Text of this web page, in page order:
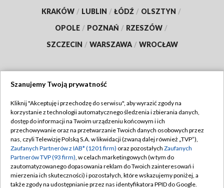
KRAKÓW / LUBLIN / ŁÓDŹ / OLSZTYN /
OPOLE / POZNAŃ / RZESZÓW /
SZCZECIN / WARSZAWA / WROCŁAW
TVP
Abonament TVP
Emisja w TVP
Centrum informacji TVP
Naziemna Telewizja Cyfrowa
Regulamin TVP
Polityka prywatności
Moje zgody
Pomoc
Szanujemy Twoją prywatność
Kliknij "Akceptuję i przechodzę do serwisu", aby wyrazić zgody na
korzystanie z technologii automatycznego śledzenia i zbierania danych,
dostęp do informacji na Twoim urządzeniu końcowym i ich
przechowywanie oraz na przetwarzanie Twoich danych osobowych przez
nas, czyli Telewizję Polską S.A. w likwidacji (zwaną dalej również „TVP”),
Zaufanych Partnerów z IAB* (1201 firm) oraz pozostałych Zaufanych
Partnerów TVP (93 firm), w celach marketingowych (w tym do
zautomatyzowanego dopasowania reklam do Twoich zainteresowań i
mierzenia ich skuteczności) i pozostałych, które wskazujemy poniżej, a
także zgody na udostępnianie przez nas identyfikatora PPID do Google.